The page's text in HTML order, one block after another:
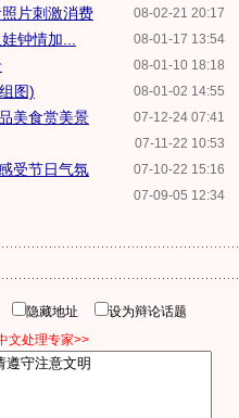
08-02-21 20:17
片刺激消费
08-01-17 13:54
钟情加...
08-01-10 18:18
08-01-02 14:55
图)
07-12-24 07:41
美食赏美景
07-11-22 10:53
07-10-22 15:16
受节日气氛
07-09-05 12:34
隐藏地址
设为辩论话题
文处理专家>>